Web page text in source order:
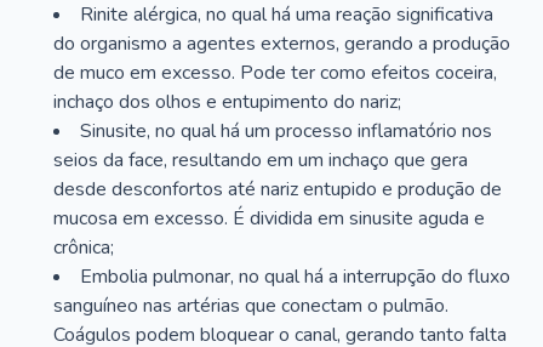
Rinite alérgica, no qual há uma reação significativa
do organismo a agentes externos, gerando a produção
de muco em excesso. Pode ter como efeitos coceira,
inchaço dos olhos e entupimento do nariz;
Sinusite, no qual há um processo inflamatório nos
seios da face, resultando em um inchaço que gera
desde desconfortos até nariz entupido e produção de
mucosa em excesso. É dividida em sinusite aguda e
crônica;
Embolia pulmonar, no qual há a interrupção do fluxo
sanguíneo nas artérias que conectam o pulmão.
Coágulos podem bloquear o canal, gerando tanto falta